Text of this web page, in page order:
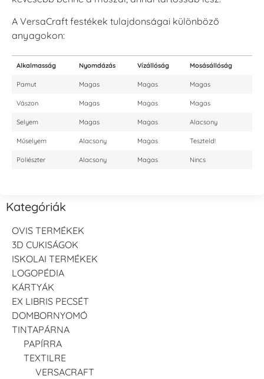
A VersaCraft festékek tulajdonságai különböző
anyagokon:
Alkalmasság Nyomdázás Vízállóság Mosásállóság
Pamut Magas Magas Magas
Vászon Magas Magas Magas
Selyem Magas Magas Alacsony
Műselyem Alacsony Magas Teszteld!
Poliészter Alacsony Magas Nincs
Kategóriák
OVIS TERMÉKEK
3D CUKISÁGOK
ISKOLAI TERMÉKEK
LOGOPÉDIA
KÁRTYÁK
EX LIBRIS PECSÉT
DOMBORNYOMÓ
TINTAPÁRNA
PAPÍRRA
TEXTILRE
VERSACRAFT